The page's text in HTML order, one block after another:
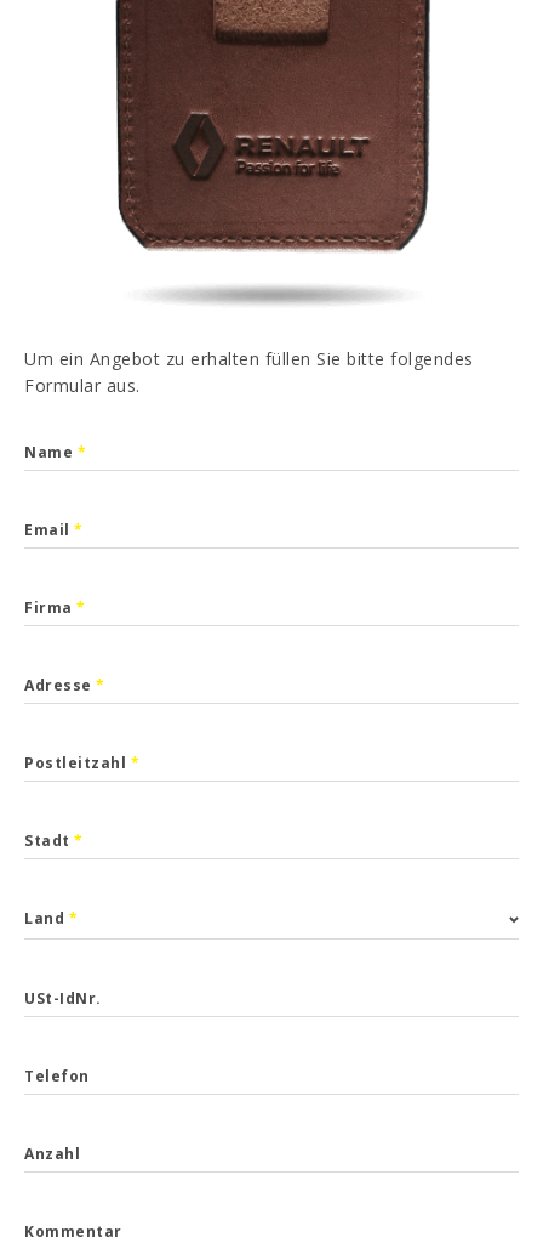
EN FR
Um ein Angebot zu erhalten füllen Sie bitte folgendes
Formular aus.
Name *
Email *
Firma *
Adresse *
Postleitzahl *
Stadt *
Land *
USt-IdNr.
Telefon
Anzahl
Kommentar
Ich habe gelesen und akzeptiert Datenschutz-
Bestimmungen
SENDEN